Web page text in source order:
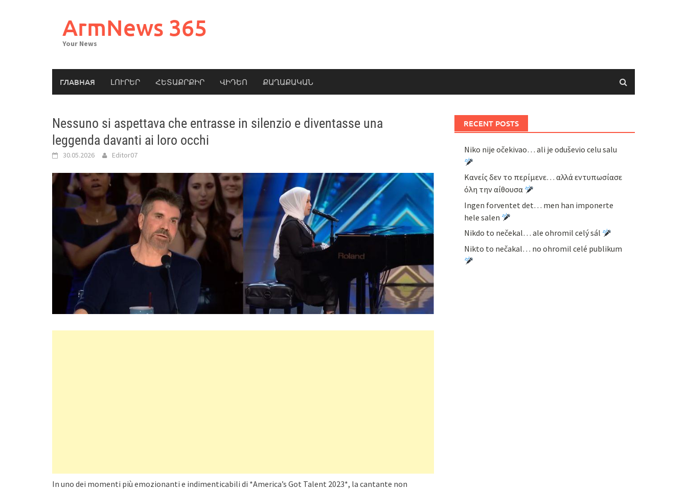
ArmNews 365
Your News
ГЛАВНАЯ ԼՈՒՐԵՐ ՀԵՏԱՔՐՔԻՐ ՎԻԴԵՈ ՔԱՂԱՔԱԿԱՆ
Nessuno si aspettava che entrasse in silenzio e diventasse una
leggenda davanti ai loro occhi
30.05.2026 Editor07
In uno dei momenti più emozionanti e indimenticabili di *America’s Got Talent 2023*, la cantante non
RECENT POSTS
Niko nije očekivao… ali je oduševio celu salu
Κανείς δεν το περίμενε… αλλά εντυπωσίασε
όλη την αίθουσα
Ingen forventet det… men han imponerte
hele salen
Nikdo to nečekal… ale ohromil celý sál
Nikto to nečakal… no ohromil celé publikum